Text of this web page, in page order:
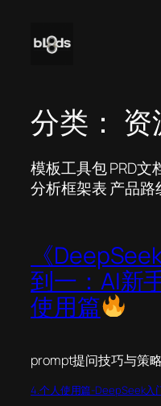
分类： 资
模板工具包 PRD
分析框架表 产品路
《
到一：AI新
使用篇
prompt提问技巧与策
4.个人使用篇-DeepSeek入